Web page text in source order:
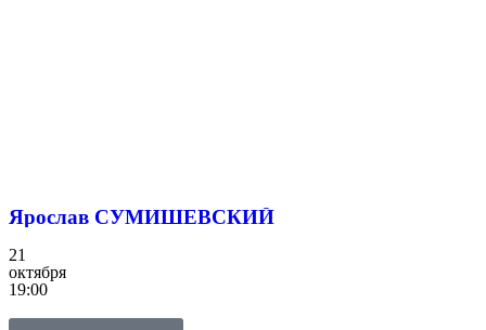
Ярослав СУМИШЕВСКИЙ
21
октября
19:00